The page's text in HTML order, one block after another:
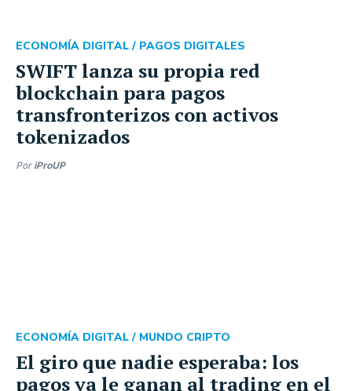
SWIFT lanza su propia red
blockchain para pagos
transfronterizos con activos
tokenizados
ECONOMÍA DIGITAL / PAGOS DIGITALES
Por iProUP
El giro que nadie esperaba: los
pagos ya le ganan al trading en el
ECONOMÍA DIGITAL / MUNDO CRIPTO